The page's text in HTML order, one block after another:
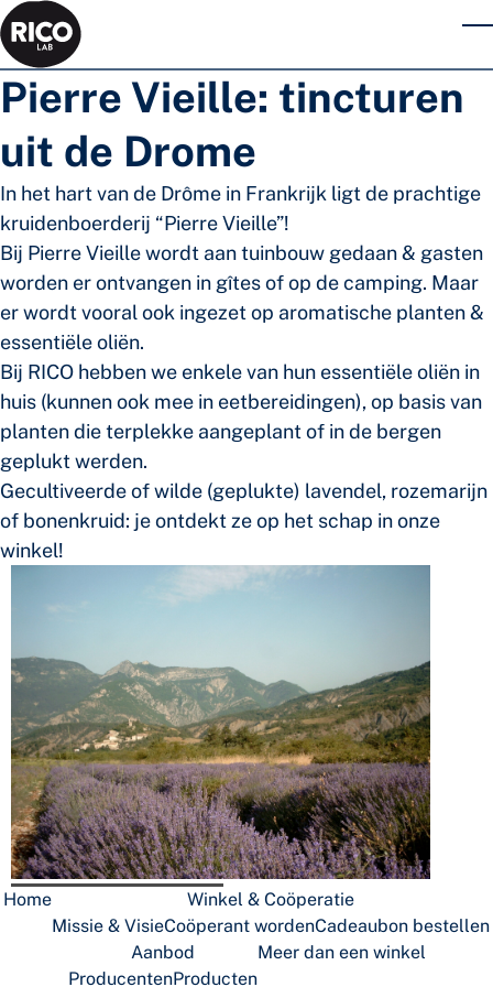
Skip to main content
Pierre Vieille: tincturen
uit de Drome
In het hart van de Drôme in Frankrijk ligt de prachtige
kruidenboerderij “Pierre Vieille”!
Bij Pierre Vieille wordt aan tuinbouw gedaan & gasten
worden er ontvangen in gîtes of op de camping. Maar
er wordt vooral ook ingezet op aromatische planten &
essentiële oliën.
Bij RICO hebben we enkele van hun essentiële oliën in
huis (kunnen ook mee in eetbereidingen), op basis van
planten die terplekke aangeplant of in de bergen
geplukt werden.
Gecultiveerde of wilde (geplukte) lavendel, rozemarijn
of bonenkruid: je ontdekt ze op het schap in onze
winkel!
Medion DIGITAL CAMERA
Home
Winkel & Coöperatie
Missie & VisieCoöperant wordenCadeaubon bestellen
Aanbod
ProducentenProducten
Meer dan een winkel